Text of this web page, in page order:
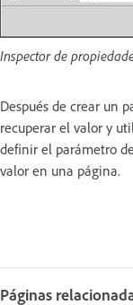
Inspector de
Después de crear un
recuperar el valor y
definir el parámetro
valor en una página.
Páginas